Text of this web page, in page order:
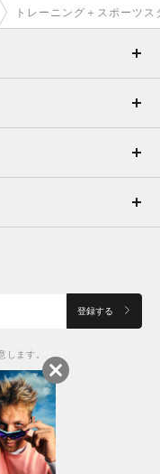
トレーニング＋スポーツス
登録する
します。